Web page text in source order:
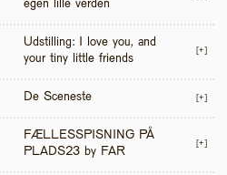
egen lille verden
Udstilling: I love you, and
your tiny little friends
[+]
De Sceneste [+]
FÆLLESSPISNING PÅ
PLADS23 by FAR
[+]